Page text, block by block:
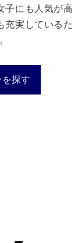
子にも人気が高
充実しているた
探す